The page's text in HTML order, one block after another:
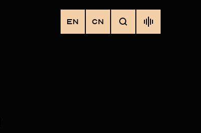
EN CN